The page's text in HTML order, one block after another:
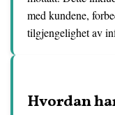
med kundene,
tilgjengelighet av
Hvordan